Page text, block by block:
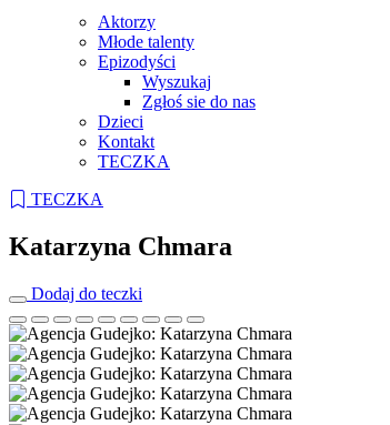
Aktorzy
Młode talenty
Epizodyści
Wyszukaj
Zgłoś sie do nas
Dzieci
Kontakt
TECZKA
TECZKA
Katarzyna Chmara
Dodaj do teczki